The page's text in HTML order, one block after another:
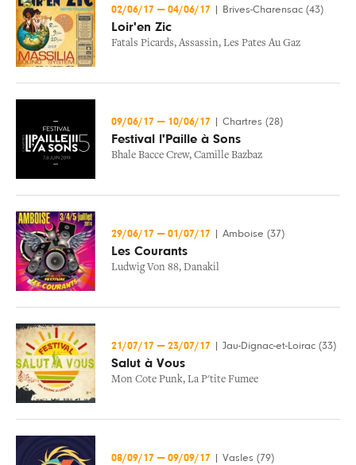
02/06/17 — 04/06/17 Brives-Charensac (43)
Loir'en Zic
Fatals Picards, Assassin, Les Pates Au Gaz
09/06/17 — 10/06/17 Chartres (28)
Festival l'Paille à Sons
Bhale Bacce Crew, Camille Bazbaz
29/06/17 — 01/07/17 Amboise (37)
Les Courants
Ludwig Von 88, Danakil
21/07/17 — 23/07/17 Jau-Dignac-et-Loirac (33)
Salut à Vous
Mon Cote Punk, La P'tite Fumee
08/09/17 — 09/09/17 Vasles (79)